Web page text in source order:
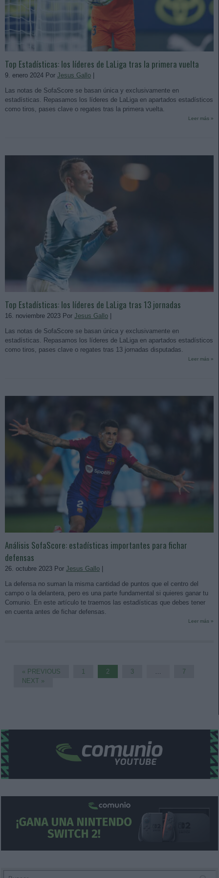
Top Estadísticas: los líderes de LaLiga tras la primera vuelta
9. enero 2024 Por Jesus Gallo
Las notas de SofaScore se basan única y exclusivamente en
estadísticas. Repasamos los líderes de LaLiga en apartados estadísticos
como tiros, pases clave o regates tras la primera vuelta.
Leer más »
Top Estadísticas: los líderes de LaLiga tras 13 jornadas
16. noviembre 2023 Por Jesus Gallo
Las notas de SofaScore se basan única y exclusivamente en
estadísticas. Repasamos los líderes de LaLiga en apartados estadísticos
como tiros, pases clave o regates tras 13 jornadas disputadas.
Leer más »
Análisis SofaScore: estadísticas importantes para fichar
defensas
26. octubre 2023 Por Jesus Gallo
La defensa no suman la misma cantidad de puntos que el centro del
campo o la delantera, pero es una parte fundamental si quieres ganar tu
Comunio. En este artículo te traemos las estadísticas que debes tener
en cuenta antes de fichar defensas.
Leer más »
« PREVIOUS 1 2 3
7
NEXT »